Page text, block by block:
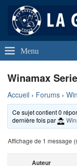
La
Club de Poker de La
Menu
Winamax
Accueil › Forums ›
Ce sujet contient 0
dernière fois par
Affichage de 1 message
Auteur